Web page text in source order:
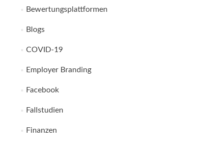
Bewertungsplattformen
Blogs
COVID-19
Employer Branding
Facebook
Fallstudien
Finanzen